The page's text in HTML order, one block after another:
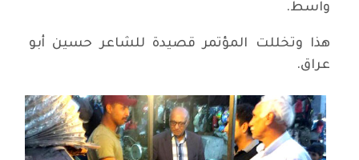
واسط.
هذا وتخللت المؤتمر قصيدة للشاعر حسين أبو
عراق.